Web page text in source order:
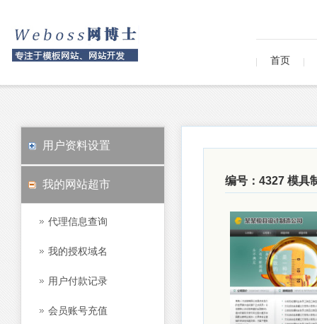
首页
用户资料设置
我的网站超市
代理信息查询
我的授权域名
用户付款记录
会员账号充值
编号：4327 模具